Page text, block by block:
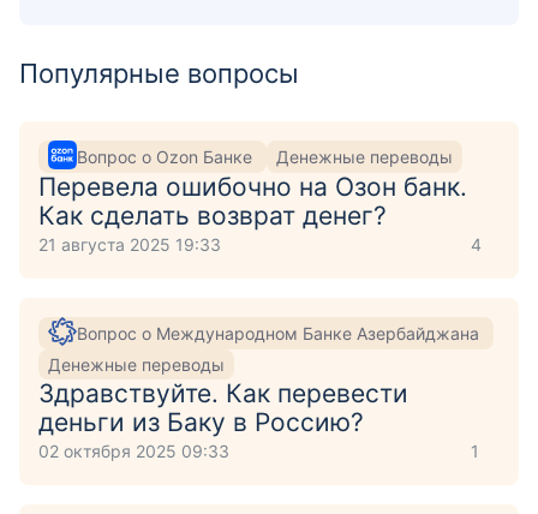
Популярные вопросы
Вопрос о Ozon Банке Денежные переводы
Перевела ошибочно на Озон банк.
Как сделать возврат денег?
21 августа 2025 19:33 4
Вопрос о Международном Банке Азербайджана
Денежные переводы
Здравствуйте. Как перевести
деньги из Баку в Россию?
02 октября 2025 09:33 1